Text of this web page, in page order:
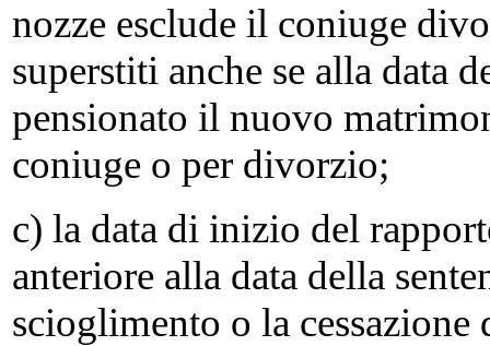
nozze esclude il coniuge
superstiti anche se alla data
pensionato il nuovo
coniuge o per divorzio;
c) la data di inizio del
anteriore alla data della
scioglimento o la